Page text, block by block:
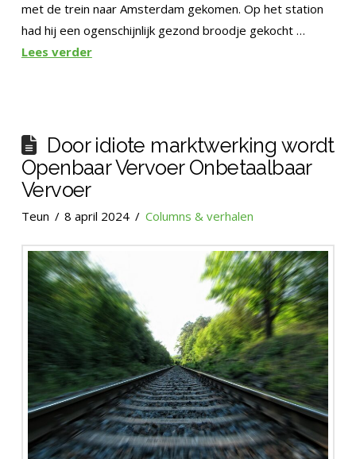
met de trein naar Amsterdam gekomen. Op het station
had hij een ogenschijnlijk gezond broodje gekocht …
Lees verder
Door idiote marktwerking wordt
Openbaar Vervoer Onbetaalbaar
Vervoer
Teun 8 april 2024 Columns & verhalen